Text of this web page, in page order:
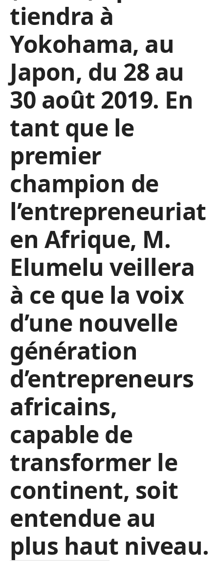
tiendra à
Yokohama, au
Japon, du 28 au
30 août 2019. En
tant que le
premier
champion de
l’entrepreneuriat
en Afrique, M.
Elumelu veillera
à ce que la voix
d’une nouvelle
génération
d’entrepreneurs
africains,
capable de
transformer le
continent, soit
entendue au
plus haut niveau.